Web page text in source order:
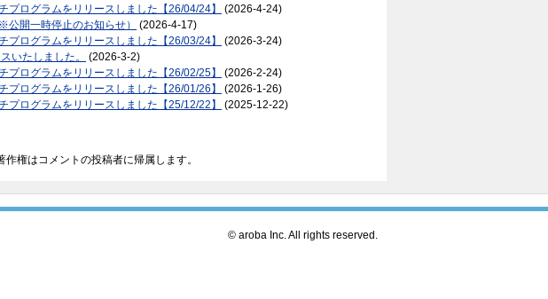
ログラムをリリースしました【26/04/24】
(2026-4-24)
公開一時停止のお知らせ）
(2026-4-17)
ログラムをリリースしました【26/03/24】
(2026-3-24)
いたしました。
(2026-3-2)
ログラムをリリースしました【26/02/25】
(2026-2-24)
ログラムをリリースしました【26/01/26】
(2026-1-26)
ログラムをリリースしました【25/12/22】
(2025-12-22)
作権はコメントの投稿者に帰属します。
© aroba Inc. All rights reserved.